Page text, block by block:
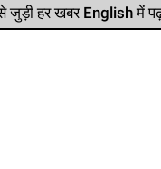
से जुड़ी हर खबर English